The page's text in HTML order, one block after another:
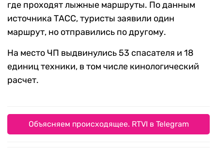
где проходят лыжные маршруты. По данным
источника ТАСС, туристы заявили один
маршрут, но отправились по другому.
На место ЧП выдвинулись 53 спасателя и 18
единиц техники, в том числе кинологический
расчет.
Объясняем происходящее. RTVI в Telegram